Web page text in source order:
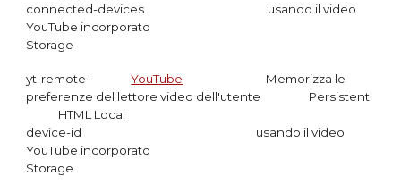
connected-devices usando il video
YouTube incorporato
Storage
yt-remote-YouTube
Memorizza le
preferenze del lettore video dell'utente Persistent
HTML Local
device-id usando il video
YouTube incorporato
Storage